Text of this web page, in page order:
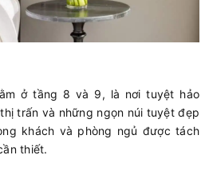
ở tầng 8 và 9, là nơi tuyệt hảo
trấn và những ngọn núi tuyệt đẹp
khách và phòng ngủ được tách
thiết.